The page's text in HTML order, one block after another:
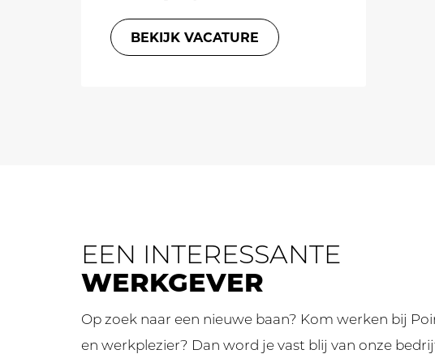
BEKIJK VACATURE
EEN INTERESSANTE
WERKGEVER
Op zoek naar een nieuwe baan? Kom werken bij
en werkplezier? Dan word je vast blij van onze